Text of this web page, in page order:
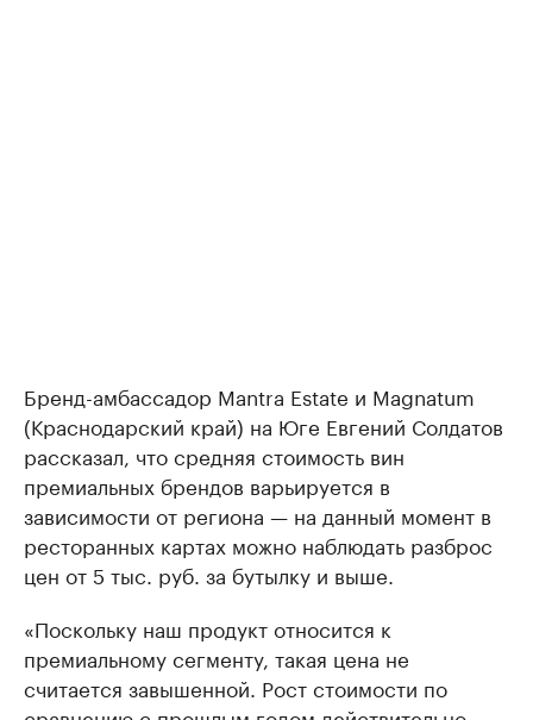
Бренд-амбассадор Mantra Estate и Magnatum
(Краснодарский край) на Юге Евгений Солдатов
рассказал, что средняя стоимость вин
премиальных брендов варьируется в
зависимости от региона — на данный момент в
ресторанных картах можно наблюдать разброс
цен от 5 тыс. руб. за бутылку и выше.
«Поскольку наш продукт относится к
премиальному сегменту, такая цена не
считается завышенной. Рост стоимости по